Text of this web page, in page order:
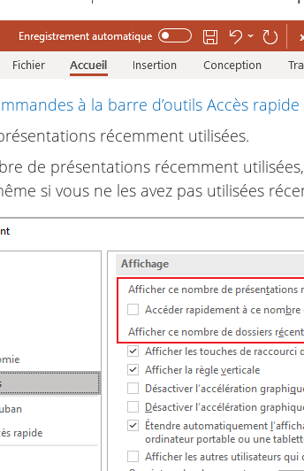
à la barre d’outils Accès
récemment utilisées.
de présentations récemment
si vous ne les avez pas utilisées